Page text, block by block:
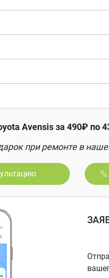
Avensis за 490₽ по
при ремонте в